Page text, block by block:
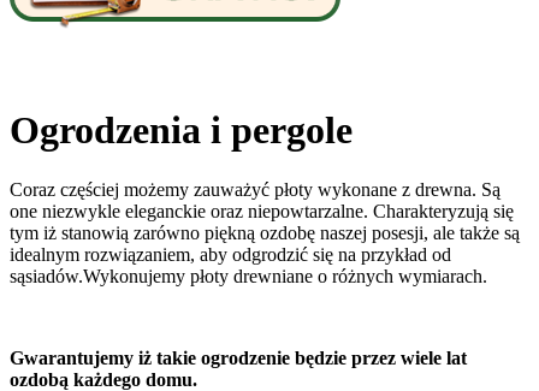
Ogrodzenia i pergole
Coraz częściej możemy zauważyć płoty wykonane z drewna. Są
one niezwykle eleganckie oraz niepowtarzalne. Charakteryzują się
tym iż stanowią zarówno piękną ozdobę naszej posesji, ale także są
idealnym rozwiązaniem, aby odgrodzić się na przykład od
sąsiadów.Wykonujemy płoty drewniane o różnych wymiarach.
Gwarantujemy iż takie ogrodzenie będzie przez wiele lat
ozdobą każdego domu.